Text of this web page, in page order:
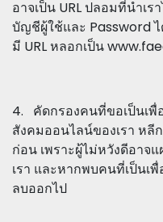
อาจเป็น URL ปลอมที่นำเร
บัญชีผู้ใช้และ Password
มี URL หลอกเป็น
4. คัดกรองคนที่ขอเป็นเพื่
สังคมออนไลน์ของเรา หลี
ก่อน เพราะผู้ไม่หวังดีอาจ
เรา และหากพบคนที่เป็นเ
ลบออกไป